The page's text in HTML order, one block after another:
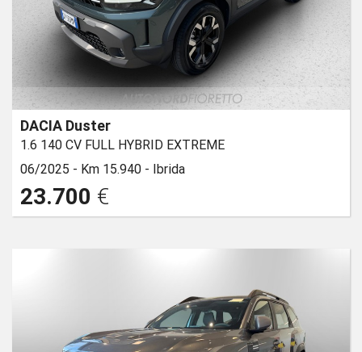
DACIA Duster
1.6 140 CV FULL HYBRID EXTREME
06/2025 - Km 15.940 - Ibrida
23.700 €